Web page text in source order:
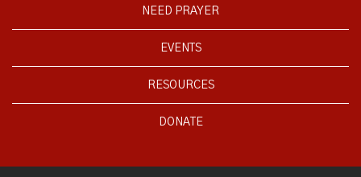
NEED PRAYER
EVENTS
RESOURCES
DONATE